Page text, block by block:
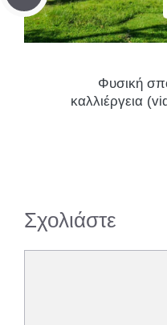
Φυσική
καλλιέργεια
Σχολιάστε